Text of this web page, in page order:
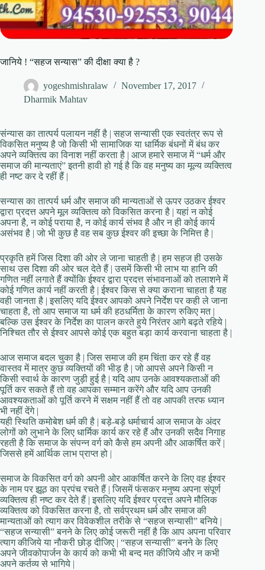
जानिये ! “सहज सन्यास” की दीक्षा क्या है ?
yogeshmishralaw
November 17, 2017
Dharmik Mahtav
संन्यास का तात्पर्य पलायन नहीं है | सहज सन्यासी एक स्वतंत्र रूप से
विकसित मनुष्य है जो किसी भी सामाजिक या धार्मिक बंधनों में बंध कर
अपने व्यक्तित्व का विनाश नहीं करता है | आज हमारे समाज में “धर्म और
समाज की मान्यताएं” इतनी हावी हो गई है कि वह मनुष्य का मूल्य व्यक्तित्व
ही नष्ट कर दे रहीं हैं |
सन्यास का तात्पर्य धर्म और समाज की मान्यताओं से ऊपर उठकर ईश्वर
द्वारा प्रदत्त अपने मूल व्यक्तित्व को विकसित करना है | यहां न कोई
अपना है, न कोई पराया है, न कोई कार्य संभव है और न ही कोई कार्य
असंभव है | जो भी कुछ है वह सब कुछ ईश्वर की इच्छा के निमित्त है |
प्रकृति हमें जिस दिशा की ओर ले जाना चाहती है | हम सहज ही उसके
साथ उस दिशा की ओर चल देते हैं | उसमें किसी भी लाभ या हानि की
गणित नहीं लगाते हैं क्योंकि ईश्वर द्वारा प्रदत्त संभावनाओं को तलाशने में
कोई गणित कार्य नहीं करती है | ईश्वर किस से क्या कराना चाहता है यह
वही जानता है | इसलिए यदि ईश्वर आपको अपने निर्देश पर कही ले जाना
चाहता है, तो आप समाज या धर्म की हठधर्मिता के कारण रुकिए मत |
बल्कि उस ईश्वर के निर्देश का पालन करते हुये निरंतर आगे बढ़ते रहिये |
निश्चित तौर से ईश्वर आपसे कोई एक बहुत बड़ा कार्य करवाना चाहता है |
आज समाज बदल चुका है | जिस समाज की हम चिंता कर रहे हैं वह
वास्तव में मात्र कुछ व्यक्तियों की भीड़ है | जो आपसे अपने किसी न
किसी स्वार्थ के कारण जुड़ी हुई है | यदि आप उनके आवश्यकताओं की
पूर्ति कर सकते हैं तो वह आपका सम्मान करेंगे और यदि आप उनकी
आवश्यकताओं को पूर्ति करने में सक्षम नहीं हैं तो वह आपकी तरफ ध्यान
भी नहीं देंगे |
यही स्थिति कमोबेश धर्म की है | बड़े-बड़े धर्माचार्य आज समाज के अंदर
लोगों को लुभाने के लिए धार्मिक कार्य कर रहे हैं और उनकी सदैव निगाह
रहती है कि समाज के संपन्न वर्ग को कैसे हम अपनी और आकर्षित करें |
जिससे हमें आर्थिक लाभ प्राप्त हो |
समाज के विकसित वर्ग को अपनी ओर आकर्षित करने के लिए वह ईश्वर
के नाम पर झूठ का प्रपंच रचते हैं | जिसमें फंसकर मनुष्य अपना संपूर्ण
व्यक्तित्व ही नष्ट कर देते हैं | इसलिए यदि ईश्वर प्रदत्त अपने मौलिक
व्यक्तित्व को विकसित करना है, तो सर्वप्रथम धर्म और समाज की
मान्यताओं को त्याग कर विवेकशील तरीके से “सहज सन्यासी” बनिये |
“सहज सन्यासी” बनने के लिए कोई जरूरी नहीं है कि आप अपना परिवार
त्याग कीजिये या नौकरी छोड़ दीजिए | “सहज सन्यासी” बनने के लिए
अपने जीवकोपार्जन के कार्य को कभी भी बन्द मत कीजिये और न कभी
अपने कर्तव्य से भागिये |